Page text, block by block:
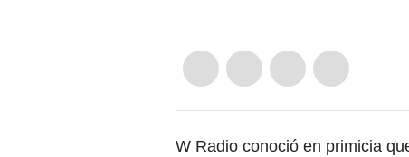
W Radio conoció en primicia